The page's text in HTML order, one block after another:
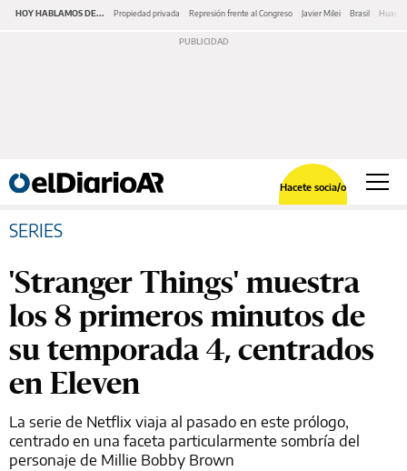
HOY HABLAMOS DE... Propiedad privada Represión frente al Congreso Javier Milei Brasil Huawei
Hacete socia/o
SERIES
'Stranger Things' muestra
los 8 primeros minutos de
su temporada 4, centrados
en Eleven
La serie de Netflix viaja al pasado en este prólogo,
centrado en una faceta particularmente sombría del
personaje de Millie Bobby Brown